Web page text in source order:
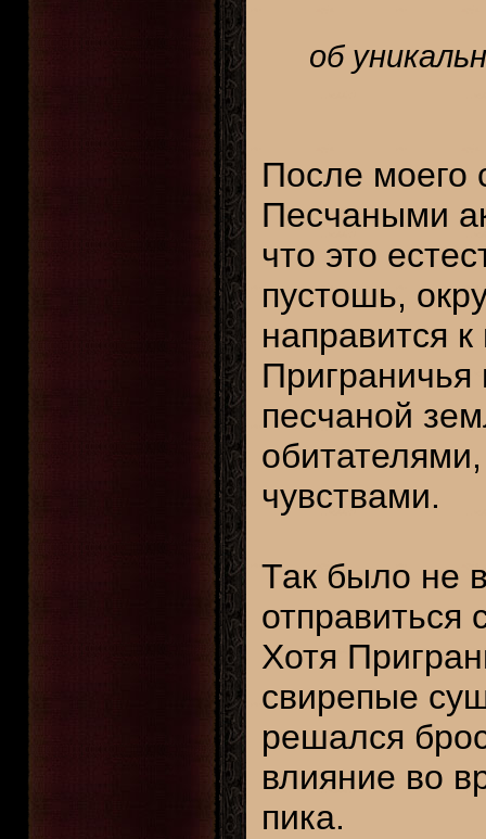
об
После моего
Песчаными
что это
пустошь,
направится
песчаной
чувствами.
Так было не
отправиться
Хотя
свирепые
решался
влияние во
пика.